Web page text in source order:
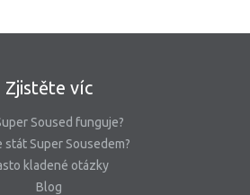
Zjistěte víc
Soused funguje?
stát Super Sousedem?
kladené otázky
Blog